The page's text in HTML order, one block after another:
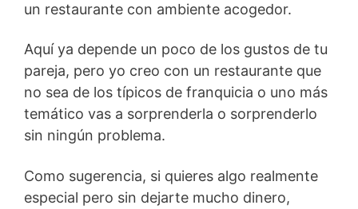
un restaurante con ambiente acogedor.
Aquí ya depende un poco de los gustos de tu
pareja, pero yo creo con un restaurante que
no sea de los típicos de franquicia o uno más
temático vas a sorprenderla o sorprenderlo
sin ningún problema.
Como sugerencia, si quieres algo realmente
especial pero sin dejarte mucho dinero,